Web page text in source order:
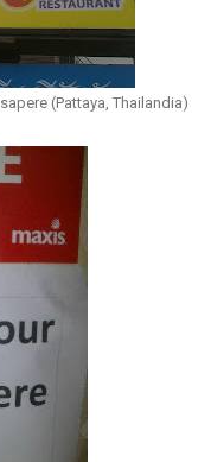
(Pattaya, Thailandia)